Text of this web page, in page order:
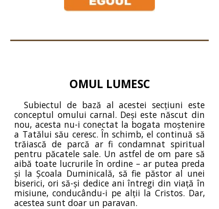
OMUL LUMESC
Subiectul de bază al acestei secțiuni este
conceptul omului carnal. Deși este născut din
nou, acesta nu-i conectat la bogata moștenire
a Tatălui său ceresc. În schimb, el continuă să
trăiască de parcă ar fi condamnat spiritual
pentru păcatele sale. Un astfel de om pare să
aibă toate lucrurile în ordine – ar putea preda
și la Școala Duminicală, să fie păstor al unei
biserici, ori să-și dedice ani întregi din viață în
misiune, conducându-i pe alții la Cristos. Dar,
acestea sunt doar un paravan.